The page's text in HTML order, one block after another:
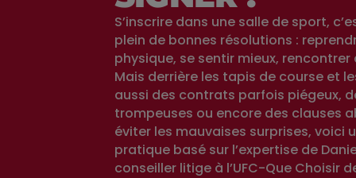
S’inscrire dans une salle de sport,
plein de bonnes résolutions :
physique, se sentir mieux, rencontrer
Mais derrière les tapis de course et
aussi des contrats parfois piégeux,
trompeuses ou encore des clauses
éviter les mauvaises surprises, voici
pratique basé sur l’expertise de
conseiller litige à l’UFC-Que Choisir